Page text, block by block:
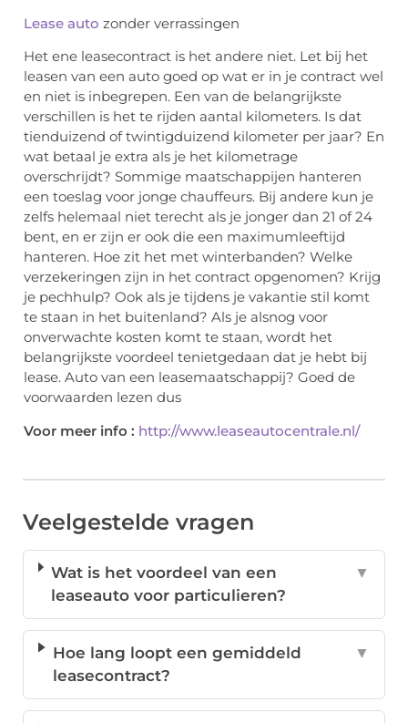
Lease auto zonder verrassingen
Het ene leasecontract is het andere niet. Let bij het
leasen van een auto goed op wat er in je contract wel
en niet is inbegrepen. Een van de belangrijkste
verschillen is het te rijden aantal kilometers. Is dat
tienduizend of twintigduizend kilometer per jaar? En
wat betaal je extra als je het kilometrage
overschrijdt? Sommige maatschappijen hanteren
een toeslag voor jonge chauffeurs. Bij andere kun je
zelfs helemaal niet terecht als je jonger dan 21 of 24
bent, en er zijn er ook die een maximumleeftijd
hanteren. Hoe zit het met winterbanden? Welke
verzekeringen zijn in het contract opgenomen? Krijg
je pechhulp? Ook als je tijdens je vakantie stil komt
te staan in het buitenland? Als je alsnog voor
onverwachte kosten komt te staan, wordt het
belangrijkste voordeel tenietgedaan dat je hebt bij
lease. Auto van een leasemaatschappij? Goed de
voorwaarden lezen dus
Voor meer info : http://www.leaseautocentrale.nl/
Veelgestelde vragen
Wat is het voordeel van een
leaseauto voor particulieren?
▼
Hoe lang loopt een gemiddeld
leasecontract?
▼